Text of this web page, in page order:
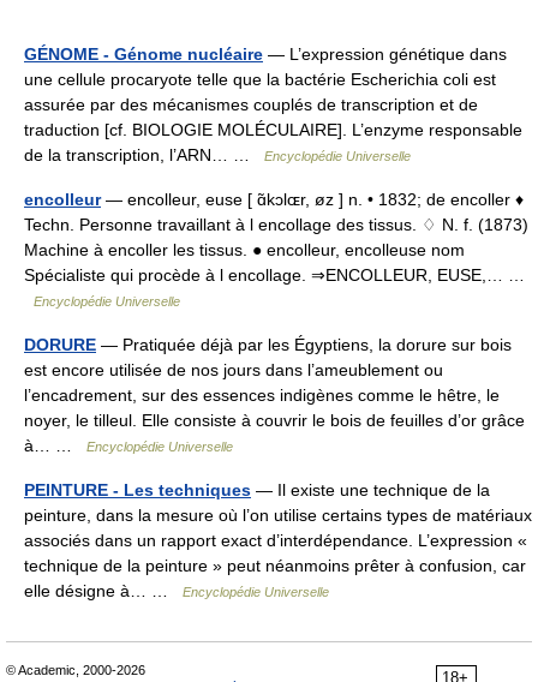
GÉNOME - Génome nucléaire — L’expression génétique dans
une cellule procaryote telle que la bactérie Escherichia coli est
assurée par des mécanismes couplés de transcription et de
traduction [cf. BIOLOGIE MOLÉCULAIRE]. L’enzyme responsable
de la transcription, l’ARN… …
Encyclopédie Universelle
encolleur— encolleur, euse [ ɑ̃kɔlɶr, øz ] n. • 1832; de encoller ♦
Techn. Personne travaillant à l encollage des tissus. ♢ N. f. (1873)
Machine à encoller les tissus. ● encolleur, encolleuse nom
Spécialiste qui procède à l encollage. ⇒ENCOLLEUR, EUSE,… …
Encyclopédie Universelle
DORURE — Pratiquée déjà par les Égyptiens, la dorure sur bois
est encore utilisée de nos jours dans l’ameublement ou
l’encadrement, sur des essences indigènes comme le hêtre, le
noyer, le tilleul. Elle consiste à couvrir le bois de feuilles d’or grâce
à… …
Encyclopédie Universelle
PEINTURE - Les techniques — Il existe une technique de la
peinture, dans la mesure où l’on utilise certains types de matériaux
associés dans un rapport exact d’interdépendance. L’expression «
technique de la peinture » peut néanmoins prêter à confusion, car
elle désigne à… …
Encyclopédie Universelle
18+
© Academic, 2000-2026